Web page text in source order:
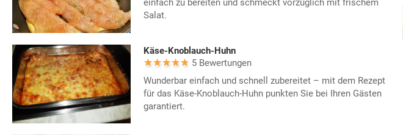
einfach zu bereiten und schmeckt vorzüglich mit frischem
Salat.
Käse-Knoblauch-Huhn
5 Bewertungen
Wunderbar einfach und schnell zubereitet – mit dem Rezept
für das Käse-Knoblauch-Huhn punkten Sie bei Ihren Gästen
garantiert.